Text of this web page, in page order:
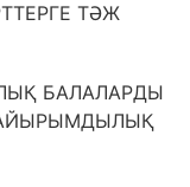
ТӘЖ
БАЛАЛАРДЫ